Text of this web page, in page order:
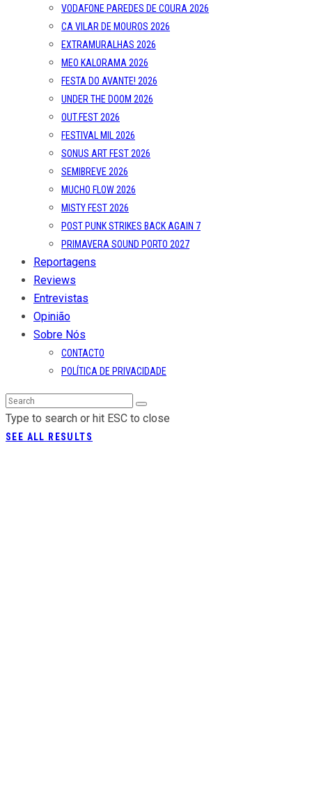
VODAFONE PAREDES DE COURA 2026
CA VILAR DE MOUROS 2026
EXTRAMURALHAS 2026
MEO KALORAMA 2026
FESTA DO AVANTE! 2026
UNDER THE DOOM 2026
OUT.FEST 2026
FESTIVAL MIL 2026
SONUS ART FEST 2026
SEMIBREVE 2026
MUCHO FLOW 2026
MISTY FEST 2026
POST PUNK STRIKES BACK AGAIN 7
PRIMAVERA SOUND PORTO 2027
Reportagens
Reviews
Entrevistas
Opinião
Sobre Nós
CONTACTO
POLÍTICA DE PRIVACIDADE
Type to search or hit ESC to close
SEE ALL RESULTS